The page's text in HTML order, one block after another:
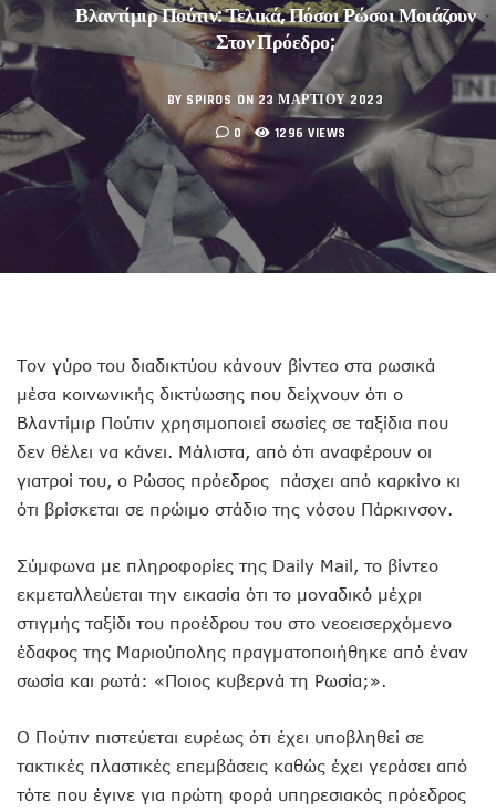
Βλαντίμιρ Πούτιν: Τελικά, Πόσοι Ρώσοι Μοιάζουν
Στον Πρόεδρο;
BY SPIROS ON 23 ΜΑΡΤΊΟΥ 2023
0
1296 VIEWS
Τον γύρο του διαδικτύου κάνουν βίντεο στα ρωσικά
μέσα κοινωνικής δικτύωσης που δείχνουν ότι ο
Βλαντίμιρ Πούτιν χρησιμοποιεί σωσίες σε ταξίδια που
δεν θέλει να κάνει. Μάλιστα, από ότι αναφέρουν οι
γιατροί του, ο Ρώσος πρόεδρος πάσχει από καρκίνο κι
ότι βρίσκεται σε πρώιμο στάδιο της νόσου Πάρκινσον.
Σύμφωνα με πληροφορίες της Daily Mail, το βίντεο
εκμεταλλεύεται την εικασία ότι το μοναδικό μέχρι
στιγμής ταξίδι του προέδρου του στο νεοεισερχόμενο
έδαφος της Μαριούπολης πραγματοποιήθηκε από έναν
σωσία και ρωτά: «Ποιος κυβερνά τη Ρωσία;».
Ο Πούτιν πιστεύεται ευρέως ότι έχει υποβληθεί σε
τακτικές πλαστικές επεμβάσεις καθώς έχει γεράσει από
τότε που έγινε για πρώτη φορά υπηρεσιακός πρόεδρος